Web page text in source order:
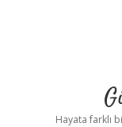
Hayata farklı